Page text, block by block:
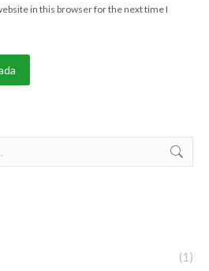
in this browser for the next time I
(1)